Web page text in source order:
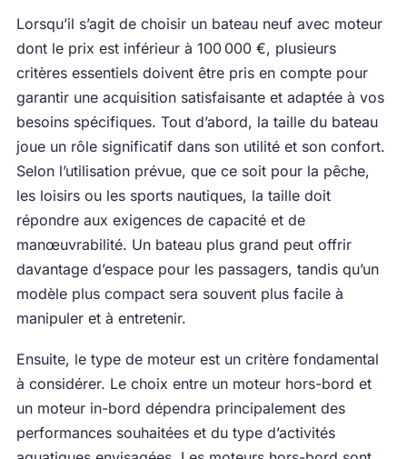
Lorsqu’il s’agit de choisir un bateau neuf avec moteur
dont le prix est inférieur à 100 000 €, plusieurs
critères essentiels doivent être pris en compte pour
garantir une acquisition satisfaisante et adaptée à vos
besoins spécifiques. Tout d’abord, la taille du bateau
joue un rôle significatif dans son utilité et son confort.
Selon l’utilisation prévue, que ce soit pour la pêche,
les loisirs ou les sports nautiques, la taille doit
répondre aux exigences de capacité et de
manœuvrabilité. Un bateau plus grand peut offrir
davantage d’espace pour les passagers, tandis qu’un
modèle plus compact sera souvent plus facile à
manipuler et à entretenir.
Ensuite, le type de moteur est un critère fondamental
à considérer. Le choix entre un moteur hors-bord et
un moteur in-bord dépendra principalement des
performances souhaitées et du type d’activités